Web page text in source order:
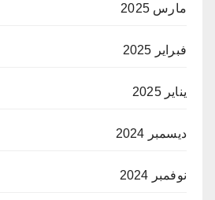
مارس 2025
فبراير 2025
يناير 2025
ديسمبر 2024
نوفمبر 2024